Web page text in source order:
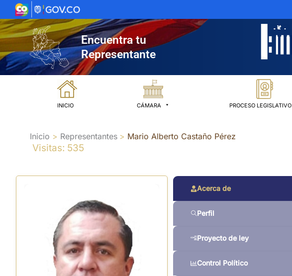
al
contenido
Encuentra tu
Representante
INICIO CÁMARA PROCESO LEGISLATIVO
Inicio Representantes Mario Alberto Castaño Pérez
Visitas: 535
Acerca de
Perfil
Proyecto de ley
Control Político